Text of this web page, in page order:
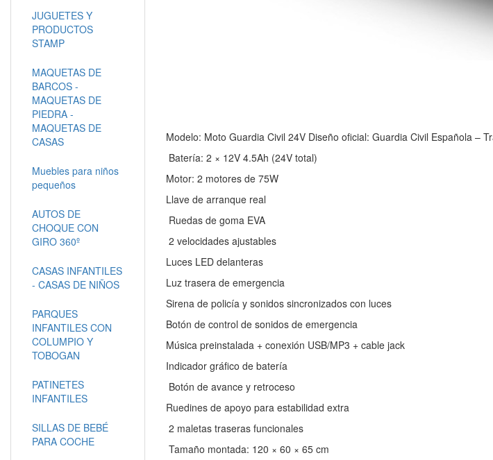
Modelo: Moto Guardia Civil 24V Diseño oficial: Guardia Civil Española –
Batería: 2 × 12V 4.5Ah (24V total)
Motor: 2 motores de 75W
Llave de arranque real
Ruedas de goma EVA
2 velocidades ajustables
Luces LED delanteras
Luz trasera de emergencia
Sirena de policía y sonidos sincronizados con luces
Botón de control de sonidos de emergencia
Música preinstalada + conexión USB/MP3 + cable jack
Indicador gráfico de batería
Botón de avance y retroceso
Ruedines de apoyo para estabilidad extra
2 maletas traseras funcionales
Tamaño montada: 120 × 60 × 65 cm
JUGUETES Y
PRODUCTOS
STAMP
MAQUETAS DE
BARCOS -
MAQUETAS DE
PIEDRA -
MAQUETAS DE
CASAS
Muebles para niños
pequeños
AUTOS DE
CHOQUE CON
GIRO 360º
CASAS INFANTILES
- CASAS DE NIÑOS
PARQUES
INFANTILES CON
COLUMPIO Y
TOBOGAN
PATINETES
INFANTILES
SILLAS DE BEBÉ
PARA COCHE